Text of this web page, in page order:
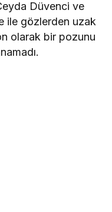
Düvenci ve
ile gözlerden uzak
olarak bir pozunu